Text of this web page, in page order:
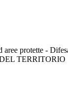
protette -
TERRITORIO